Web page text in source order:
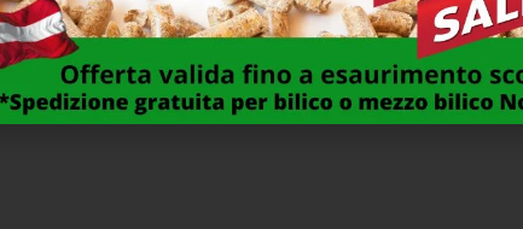
RACCORDO TUBO SCARICO
DIRITTO MM 22×22 SIROFLEX
1,00€
RACCORDO TUBO
F3/4″ X M3/4″
3,00 €